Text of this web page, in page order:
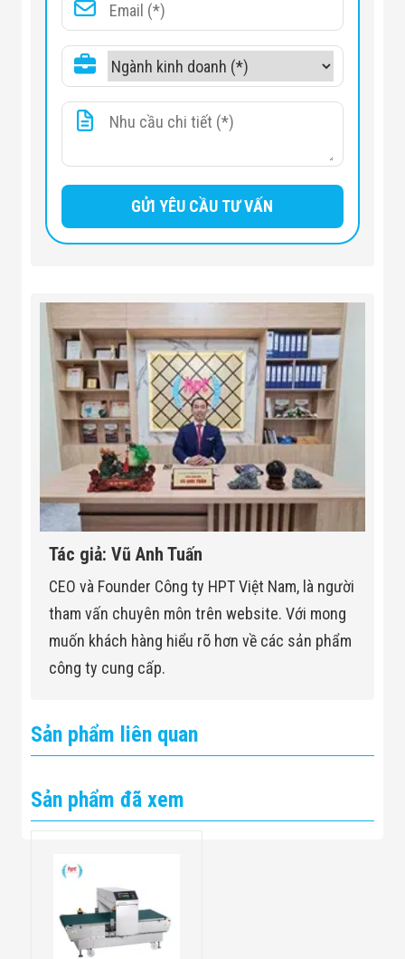
Tác giả: Vũ Anh Tuấn
CEO và Founder Công ty HPT Việt Nam, là người
tham vấn chuyên môn trên website. Với mong
muốn khách hàng hiểu rõ hơn về các sản phẩm
công ty cung cấp.
Sản phẩm liên quan
Sản phẩm đã xem